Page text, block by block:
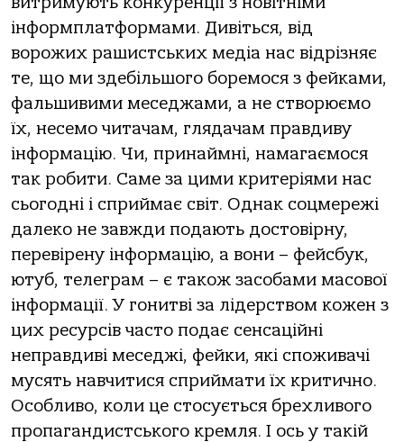
інформплатформами. Дивіться, від
ворожих рашистських медіа нас відрізняє
те, що ми здебільшого боремося з фейками,
фальшивими меседжами, а не створюємо
їх, несемо читачам, глядачам правдиву
інформацію. Чи, принаймні, намагаємося
так робити. Саме за цими критеріями нас
сьогодні і сприймає світ. Однак соцмережі
далеко не завжди подають достовірну,
перевірену інформацію, а вони – фейсбук,
ютуб, телеграм – є також засобами масової
інформації. У гонитві за лідерством кожен з
цих ресурсів часто подає сенсаційні
неправдиві меседжі, фейки, які споживачі
мусять навчитися сприймати їх критично.
Особливо, коли це стосується брехливого
пропагандистського кремля. І ось у такій